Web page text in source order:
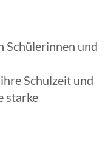
Schülerinnen und
Schulzeit und
starke